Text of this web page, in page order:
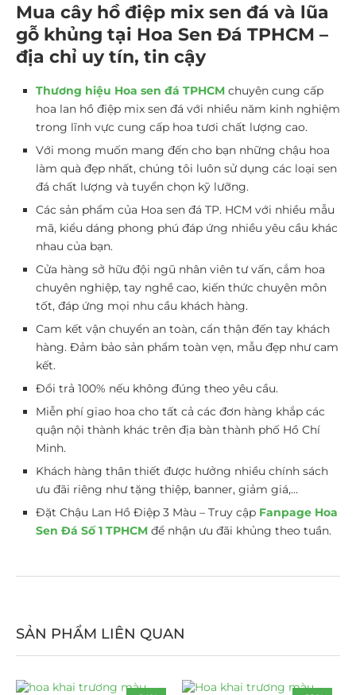
Mua cây hồ điệp mix sen đá và lũa
gỗ khủng tại Hoa Sen Đá TPHCM –
địa chỉ uy tín, tin cậy
Thương hiệu Hoa sen đá TPHCM chuyên cung cấp
hoa lan hồ điệp mix sen đá với nhiều năm kinh nghiệm
trong lĩnh vực cung cấp hoa tươi chất lượng cao.
Với mong muốn mang đến cho bạn những chậu hoa
làm quà đẹp nhất, chúng tôi luôn sử dụng các loại sen
đá chất lượng và tuyển chọn kỹ lưỡng.
Các sản phẩm của Hoa sen đá TP. HCM với nhiều mẫu
mã, kiểu dáng phong phú đáp ứng nhiều yêu cầu khác
nhau của bạn.
Cửa hàng sở hữu đội ngũ nhân viên tư vấn, cắm hoa
chuyên nghiệp, tay nghề cao, kiến thức chuyên môn
tốt, đáp ứng mọi nhu cầu khách hàng.
Cam kết vận chuyển an toàn, cẩn thận đến tay khách
hàng. Đảm bảo sản phẩm toàn vẹn, mẫu đẹp như cam
kết.
Đổi trả 100% nếu không đúng theo yêu cầu.
Miễn phí giao hoa cho tất cả các đơn hàng khắp các
quận nội thành khác trên địa bàn thành phố Hồ Chí
Minh.
Khách hàng thân thiết được hưởng nhiều chính sách
ưu đãi riêng như tặng thiệp, banner, giảm giá,…
Đặt Chậu Lan Hồ Điệp 3 Màu – Truy cập Fanpage Hoa
Sen Đá Số 1 TPHCM để nhận ưu đãi khủng theo tuần.
SẢN PHẨM LIÊN QUAN